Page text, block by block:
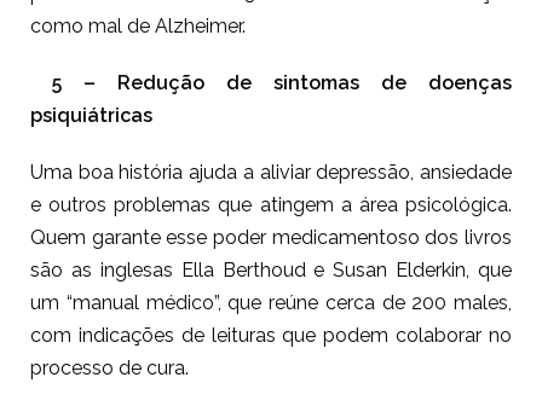
como mal de Alzheimer.
5 – Redução de sintomas de doenças
psiquiátricas
Uma boa história ajuda a aliviar depressão, ansiedade
e outros problemas que atingem a área psicológica.
Quem garante esse poder medicamentoso dos livros
são as inglesas Ella Berthoud e Susan Elderkin, que
um “manual médico”, que reúne cerca de 200 males,
com indicações de leituras que podem colaborar no
processo de cura.